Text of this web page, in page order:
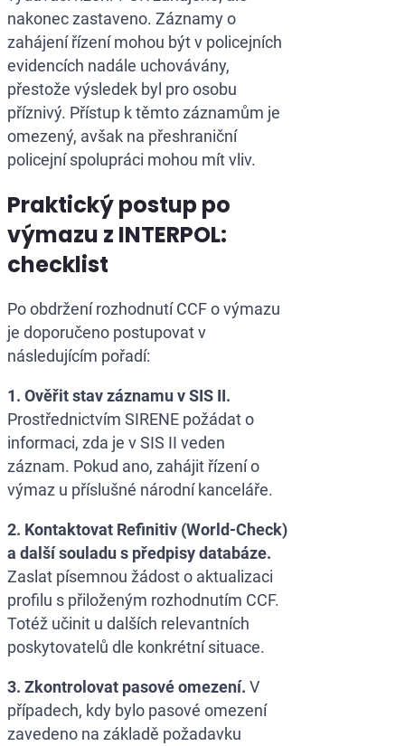
nakonec zastaveno. Záznamy o
zahájení řízení mohou být v policejních
evidencích nadále uchovávány,
přestože výsledek byl pro osobu
příznivý. Přístup k těmto záznamům je
omezený, avšak na přeshraniční
policejní spolupráci mohou mít vliv.
Praktický postup po
výmazu z INTERPOL:
checklist
Po obdržení rozhodnutí CCF o výmazu
je doporučeno postupovat v
následujícím pořadí:
1. Ověřit stav záznamu v SIS II.
Prostřednictvím SIRENE požádat o
informaci, zda je v SIS II veden
záznam. Pokud ano, zahájit řízení o
výmaz u příslušné národní kanceláře.
2. Kontaktovat Refinitiv (World-Check)
a další souladu s předpisy databáze.
Zaslat písemnou žádost o aktualizaci
profilu s přiloženým rozhodnutím CCF.
Totéž učinit u dalších relevantních
poskytovatelů dle konkrétní situace.
3. Zkontrolovat pasové omezení. V
případech, kdy bylo pasové omezení
zavedeno na základě požadavku